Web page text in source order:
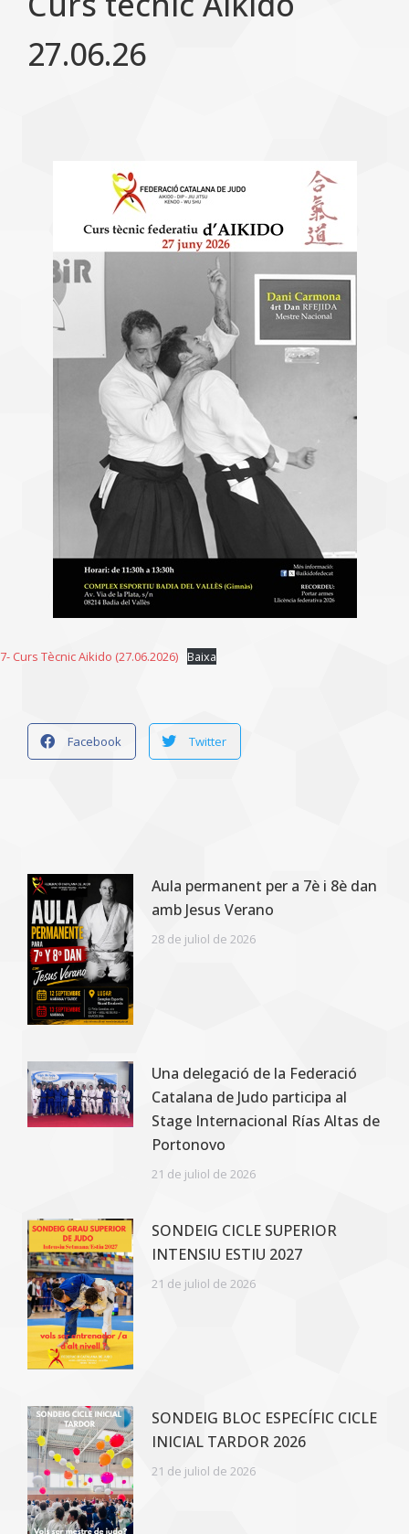
27.06.26
7- Curs Tècnic Aikido (27.06.2026) Baixa
Facebook Twitter
Aula permanent per a 7è i 8è dan
amb Jesus Verano
28 de juliol de 2026
Una delegació de la Federació
Catalana de Judo participa al
Stage Internacional Rías Altas de
Portonovo
21 de juliol de 2026
SONDEIG CICLE SUPERIOR
INTENSIU ESTIU 2027
21 de juliol de 2026
SONDEIG BLOC ESPECÍFIC CICLE
INICIAL TARDOR 2026
21 de juliol de 2026